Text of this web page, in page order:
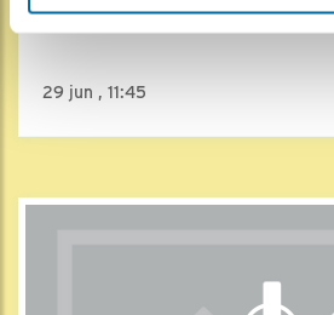
Goed gevoerd
29 jun , 11:45